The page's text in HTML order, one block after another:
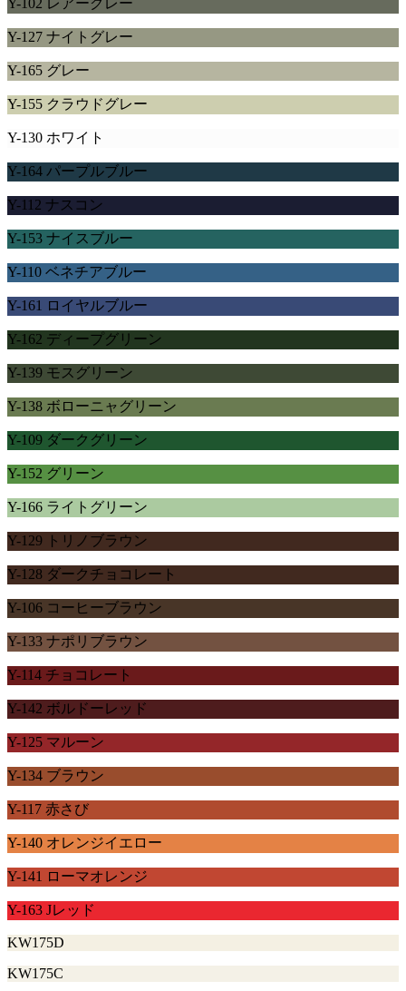
Y-127 ナイトグレー
Y-165 グレー
Y-155 クラウドグレー
Y-130 ホワイト
Y-164 パープルブルー
Y-112 ナスコン
Y-153 ナイスブルー
Y-110 ベネチアブルー
Y-161 ロイヤルブルー
Y-162 ディープグリーン
Y-139 モスグリーン
Y-138 ボローニャグリーン
Y-109 ダークグリーン
Y-152 グリーン
Y-166 ライトグリーン
Y-129 トリノブラウン
Y-128 ダークチョコレート
Y-106 コーヒーブラウン
Y-133 ナポリブラウン
Y-114 チョコレート
Y-142 ボルドーレッド
Y-125 マルーン
Y-134 ブラウン
Y-117 赤さび
Y-140 オレンジイエロー
Y-141 ローマオレンジ
Y-163 Jレッド
KW175D
KW175C